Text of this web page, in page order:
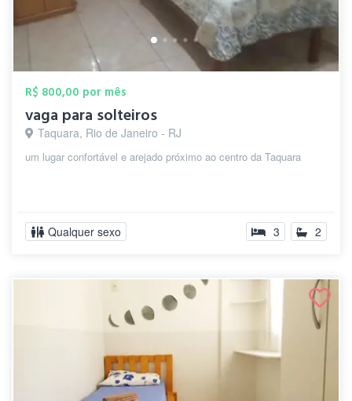
R$ 800,00 por mês
vaga para solteiros
Taquara, Rio de Janeiro - RJ
um lugar confortável e arejado próximo ao centro da Taquara
Qualquer sexo 3 2